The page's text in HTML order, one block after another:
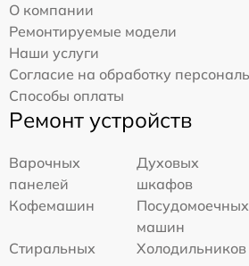
О компании
Ремонтируемые модели
Наши услуги
Согласие на обработку
Способы оплаты
Ремонт устройств
Варочных
панелей
Духовых
шкафов
Кофемашин
Посудомоечных
машин
Стиральных
Холодильников